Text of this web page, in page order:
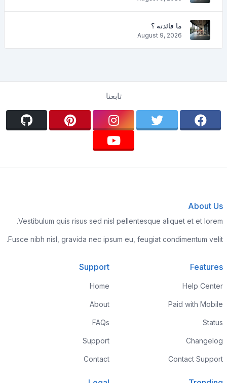
ما فائدته ؟
August 9, 2026
تابعنا
About Us
Vestibulum quis risus sed nisl pellentesque aliquet et et lorem.
Fusce nibh nisl, gravida nec ipsum eu, feugiat condimentum velit.
Features
Help Center
Paid with Mobile
Status
Changelog
Contact Support
Support
Home
About
FAQs
Support
Contact